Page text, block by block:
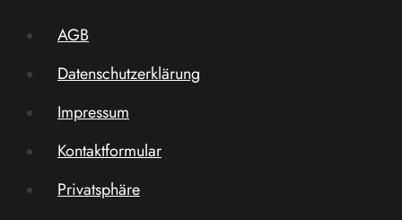
AGB
Datenschutzerklärung
Impressum
Kontaktformular
Privatsphäre